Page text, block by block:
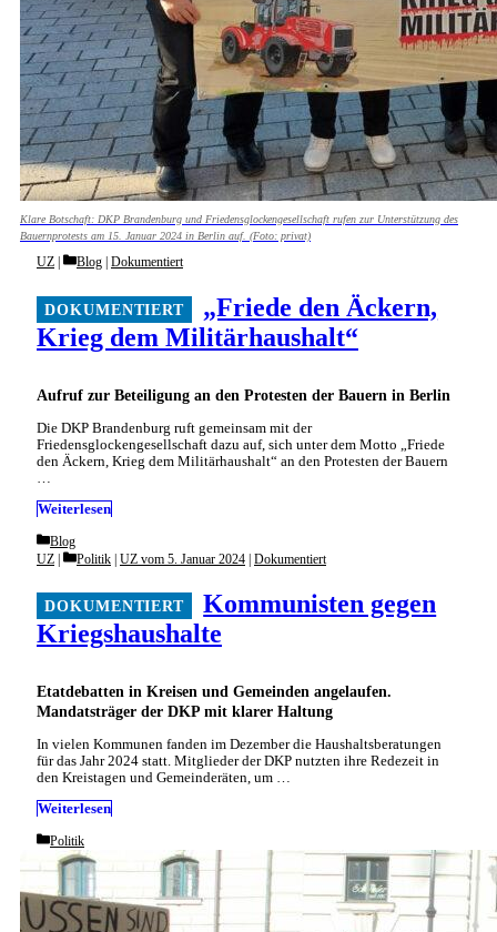
Klare Botschaft: DKP Brandenburg und Friedensglockengesellschaft rufen zur Unterstützung des
Bauernprotests am 15. Januar 2024 in Berlin auf. (Foto: privat)
Aufruf zur Beteiligung an den Protesten der Bauern in Berlin
„Friede den Äckern,
Krieg dem Militärhaushalt“
UZ Categories
Blog Dokumentiert
Die DKP Brandenburg ruft gemeinsam mit der
Friedensglockengesellschaft dazu auf, sich unter dem Motto „Friede
den Äckern, Krieg dem Militärhaushalt“ an den Protesten der Bauern
…
Weiterlesen
Categories
Blog
Etatdebatten in Kreisen und Gemeinden angelaufen.
Mandatsträger der DKP mit klarer Haltung
Kommunisten gegen
Kriegshaushalte
UZ Categories
Politik | UZ vom 5. Januar 2024 | Dokumentiert
In vielen Kommunen fanden im Dezember die Haushaltsberatungen
für das Jahr 2024 statt. Mitglieder der DKP nutzten ihre Redezeit in
den Kreistagen und Gemeinderäten, um …
Weiterlesen
Categories
Politik